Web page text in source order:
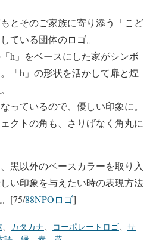
とそのご家族に寄り添う「こど
ている団体のロゴ。
h」をベースにした家がシンボ
「h」の形状を活かして扉と煙
っているので、優しい印象に。
クトの角も、さりげなく角丸に
黒以外のベースカラーを取り入
い印象を与えたい時の表現方法
[75/88NPOロゴ]
カタカナ コーポレートロゴ
サ